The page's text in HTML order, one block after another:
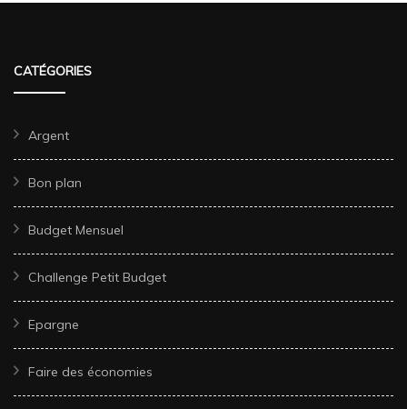
CATÉGORIES
Argent
Bon plan
Budget Mensuel
Challenge Petit Budget
Epargne
Faire des économies